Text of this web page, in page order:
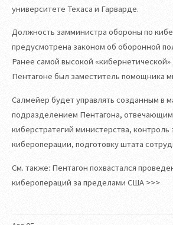
университете Техаса и Гарварде.
Должность замминистра обороны по
предусмотрена законом об оборонной
Ранее самой высокой
Пентагоне был заместитель помощника
Салмейер будет управлять созданным в
подразделением Пентагона,
киберстратегий министерства, контроль
кибероперации, подготовку штата
См. также: Пентагон похвастался
киберопераций за пределами США >>>